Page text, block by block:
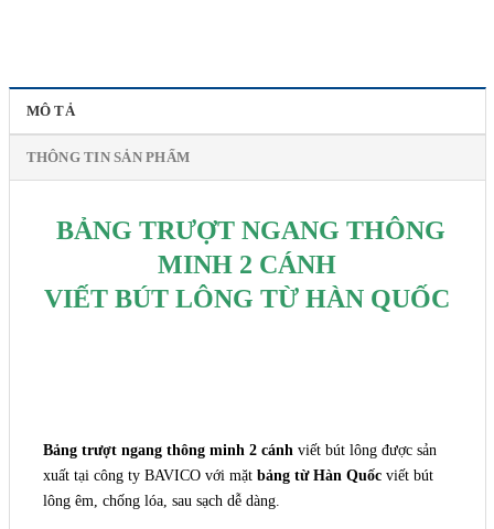
MÔ TẢ
THÔNG TIN SẢN PHẨM
BẢNG TRƯỢT NGANG THÔNG
MINH 2 CÁNH
VIẾT BÚT LÔNG TỪ HÀN QUỐC
Bảng trượt ngang thông minh 2 cánh viết bút lông được sản
xuất tại công ty BAVICO với mặt bảng từ Hàn Quốcviết bút
lông êm, chống lóa, sau sạch dễ dàng.